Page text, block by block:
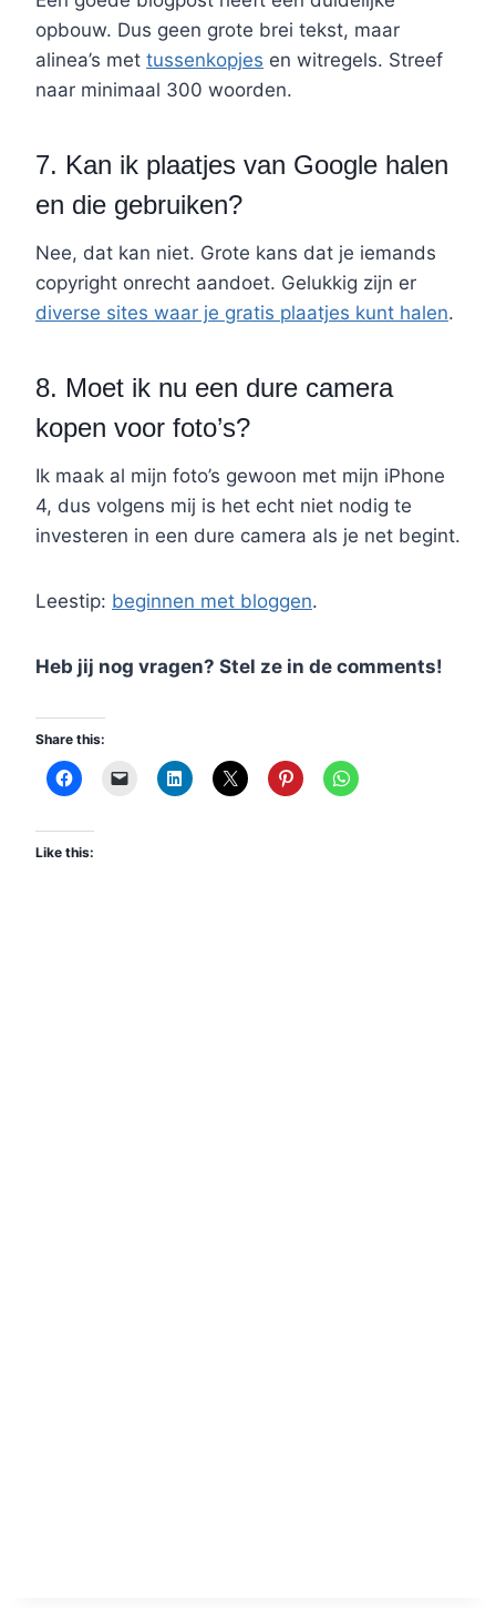
opbouw. Dus geen grote brei tekst, maar
alinea’s met tussenkopjes en witregels. Streef
naar minimaal 300 woorden.
7. Kan ik plaatjes van Google halen
en die gebruiken?
Nee, dat kan niet. Grote kans dat je iemands
copyright onrecht aandoet. Gelukkig zijn er
diverse sites waar je gratis plaatjes kunt halen.
8. Moet ik nu een dure camera
kopen voor foto’s?
Ik maak al mijn foto’s gewoon met mijn iPhone
4, dus volgens mij is het echt niet nodig te
investeren in een dure camera als je net begint.
Leestip: beginnen met bloggen.
Heb jij nog vragen? Stel ze in de comments!
Share this:
Like this: